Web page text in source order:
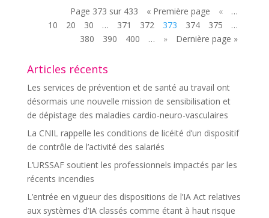
Page 373 sur 433 « Première page «
…
10
20 30 … 371 372 373 374 375
…
380
390 400 … » Dernière page »
Articles récents
Les services de prévention et de santé au travail ont
désormais une nouvelle mission de sensibilisation et
de dépistage des maladies cardio-neuro-vasculaires
La CNIL rappelle les conditions de licéité d’un dispositif
de contrôle de l’activité des salariés
L’URSSAF soutient les professionnels impactés par les
récents incendies
L’entrée en vigueur des dispositions de l’IA Act relatives
aux systèmes d’IA classés comme étant à haut risque